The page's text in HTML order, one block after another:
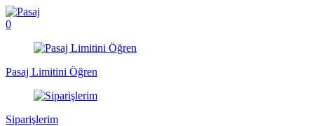
0
Pasaj Limitini Öğren
Siparişlerim